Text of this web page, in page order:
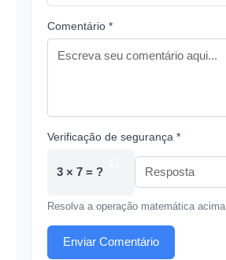
Comentário *
Verificação de segurança *
3 × 7 = ?
Resolva a operação matemática acima
Enviar Comentário